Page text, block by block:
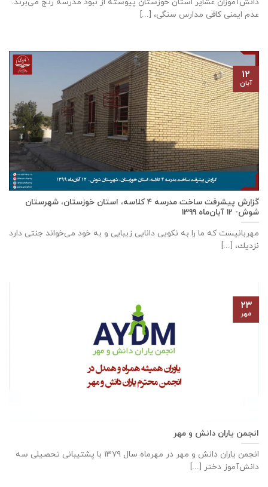
عدم ایمنی کافی مدارس سنگی، [...]
گزارش پیشرفت ساخت مدرسه ٤ كلاسه، استان خوزستان، شهرستان
شوش- ۱۲ آبان‌ماه ۱۳۹۹
مهربانيست كه ما را به نكويی دانايی زيبايی و به خود می‌خواند جنتی دارد
نزديك، [...]
۱۲
آبان
انجمن یاران دانش و مهر
انجمن یاران دانش و مهر در مهرماه سال ۱۳۷۹ با پشتیبانی تحصیلی سه
دانش‌آموز دختر [...]
۲۳
مهر